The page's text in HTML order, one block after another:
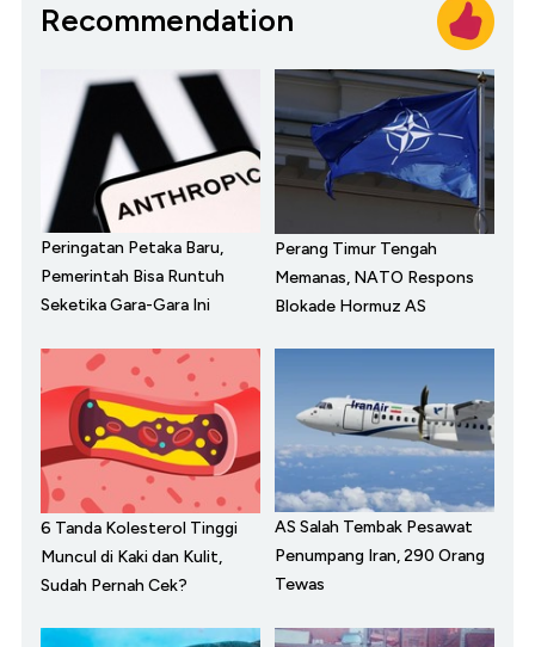
Recommendation
Peringatan Petaka Baru,
Pemerintah Bisa Runtuh
Seketika Gara-Gara Ini
Perang Timur Tengah
Memanas, NATO Respons
Blokade Hormuz AS
6 Tanda Kolesterol Tinggi
Muncul di Kaki dan Kulit,
Sudah Pernah Cek?
AS Salah Tembak Pesawat
Penumpang Iran, 290 Orang
Tewas